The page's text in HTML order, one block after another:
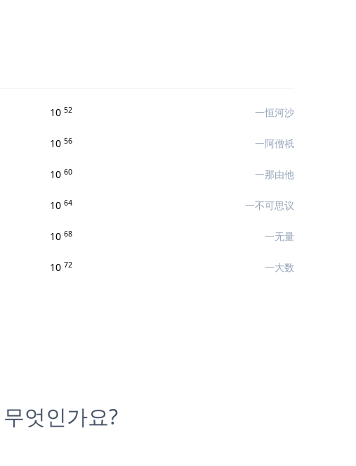
10 52 一恒河沙
10 56 一阿僧祇
10 60 一那由他
10 64 一不可思议
10 68 一无量
10 72 一大数
엇인가요?